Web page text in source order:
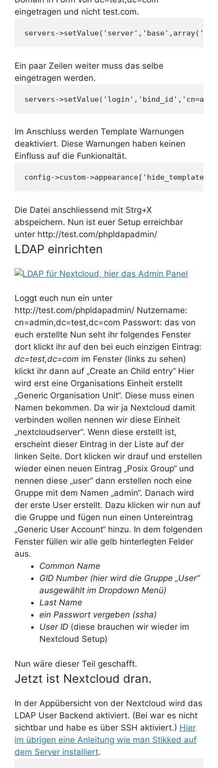
eingetragen und nicht test.com.
servers-
Ein paar Zeilen weiter muss das selbe
eingetragen werden.
servers-
Im Anschluss werden Template Warnungen
deaktiviert. Diese Warnungen haben keinen
Einfluss auf die Funkionaltät.
config->custom-
Die Datei anschliessend mit Strg+X
abspeichern. Nun ist euer Setup erreichbar
unter http://test.com/phpldapadmin/
LDAP einrichten
Loggt euch nun ein unter
http://test.com/phpldapadmin/ Nutzername:
cn=admin,dc=test,dc=com Passwort: das von
euch erstellte Nun seht ihr folgendes Fenster
dort klickt ihr auf den bei euch einzigen Eintrag:
dc=test,dc=com im Fenster (links zu sehen)
klickt ihr dann auf „Create an Child entry“ Hier
wird erst eine Organisations Einheit erstellt
„Generic Organisation Unit“. Diese muss einen
Namen bekommen. Da wir ja Nextcloud damit
verbinden wollen nennen wir diese Einheit
„nextcloudserver“. Wenn diese erstellt ist,
erscheint dieser Eintrag in der Liste auf der
linken Seite. Dort klicken wir drauf und erstellen
wieder einen neuen Eintrag „Posix Group“ und
nennen diese „user“ dann erstellen noch eine
Gruppe mit dem Namen „admin“. Danach wird
der erste User erstellt. Dazu klicken wir nun auf
die Gruppe und fügen nun einen Untereintrag
„Generic User Account“ hinzu. In dem folgenden
Fenster füllen wir alle gelb hinterlegten Felder
aus.
Common Name
GID Number (hier wird die Gruppe „User“
ausgewählt im Dropdown Menü)
Last Name
ein Passwort vergeben (ssha)
User ID (diese brauchen wir wieder im
Nextcloud Setup)
Nun wäre dieser Teil geschafft.
Jetzt ist Nextcloud dran.
In der Appübersicht von der Nextcloud wird das
LDAP User Backend aktiviert. (Bei war es nicht
sichtbar und habe es über SSH aktiviert.) Hier
im übrigen eine Anleitung wie man Stikked auf
dem Server installiert.